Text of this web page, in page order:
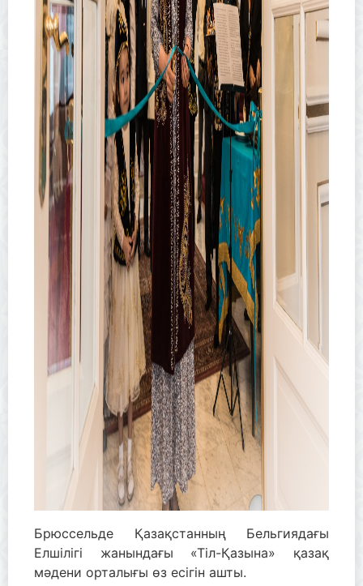
Брюссельде Қазақстанның Бельгиядағы
Елшілігі жанындағы «Тіл-Қазына» қазақ
мәдени орталығы өз есігін ашты.